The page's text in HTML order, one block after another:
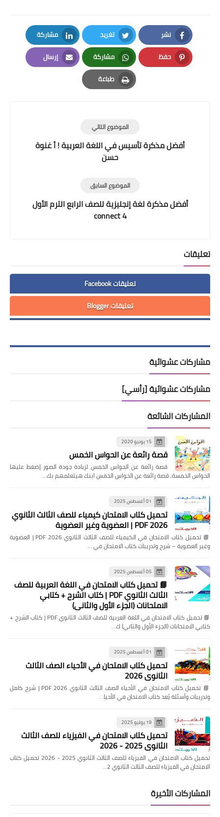
نشر
Facebook
تغريد
Twitter
مشاركة
LinkedIn
حفظ
Pinterest
مشاركة
Whatsapp
إرسال
Email
طباعة
Print
الموضوع التالي
أفضل مذكرة تأسيس في اللغة العربية ! أ غنوة
حسن
الموضوع السابق
أفضل مذكرة لغة إنجليزية للصف الرابع الترم الأول
connect 4
تعليقات
تعليقات Facebook
تعليقات Blogger
مشاركات عشوائية
مشاركات عشوائية [رأسي]
المشاركات الشائعة
15 يونيو 2020
قصة رائعة عن الحواس الخمس
قصة رائعة عن الحواس الخمس لزيادة جودة الصور إضغط عليها
الحواس الخمسة, قصة رائعة عن الحواس الخمس ابنك هيتعلمهم بك…
01 أغسطس 2025
تحميل كتاب الامتحان كيمياء للصف الثالث الثانوي
2026 PDF | العضوية وغير العضوية
📘 تحميل كتاب الامتحان في الكيمياء للصف الثالث الثانوي 2026 PDF | العضوية
وغير العضوية – شرح وتدريبات كتاب الامتحان في …
05 أغسطس 2025
📘 تحميل كتاب الامتحان في اللغة العربية للصف
الثالث الثانوي PDF | كتاب الشرح + كتابي
الامتحانات (الجزء الأول والثاني)
📘 تحميل كتاب الامتحان في اللغة العربية للصف الثالث الثانوي PDF | كتاب الشرح +
كتابي الامتحانات (الجزء الأول والثاني) ك…
01 أغسطس 2025
تحميل كتاب الامتحان في الأحياء الصف الثالث
الثانوي 2026
📘 تحميل كتاب الامتحان في الأحياء الصف الثالث الثانوي 2026 PDF | شرح كامل
وتدريبات وأسئلة يُعد كتاب الامتحان في الأحيا…
19 يوليو 2025
تحميل كتاب الامتحان في الفيزياء للصف الثالث
الثانوي 2025 - 2026
تحميل كتاب الامتحان في الفيزياء للصف الثالث الثانوي 2025 - 2026 تحميل كتاب
الامتحان في الفيزياء للصف الثالث الثانوي 2…
المشاركات الأخيرة